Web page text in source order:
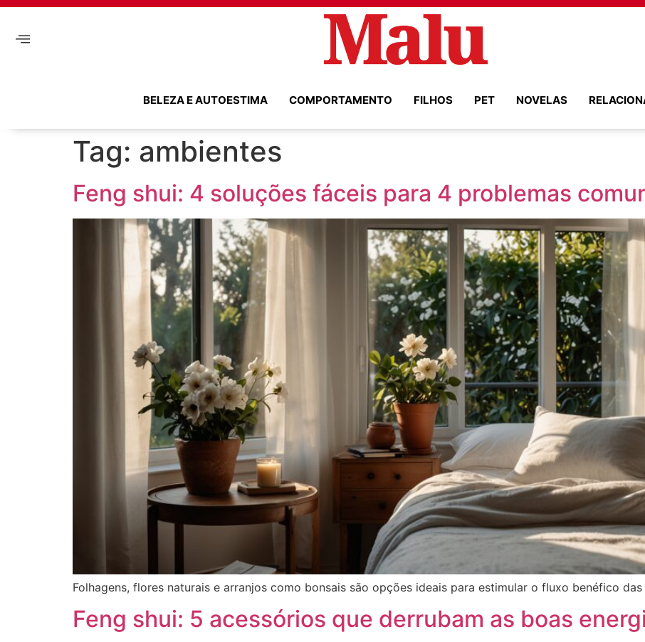
BELEZA E AUTOESTIMA COMPORTAMENTO FILHOS PET NOVELAS
Tag: ambientes
Feng shui: 4 soluções fáceis para 4 problemas
Folhagens, flores naturais e arranjos como bonsais são opções ideais para estimular o fluxo benéfico das
Feng shui: 5 acessórios que derrubam as boas